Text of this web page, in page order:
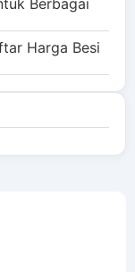
Berbagai
Harga Besi